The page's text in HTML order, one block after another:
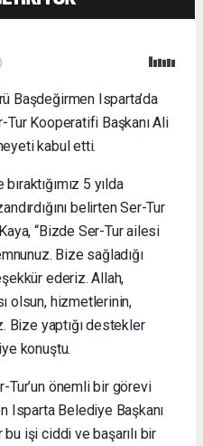
Başdeğirmen Isparta’da
Tur Kooperatifi Başkanı Ali
kabul etti.
5 yılda
belirten Ser-Tur
“Bizde Ser-Tur ailesi
Bize sağladığı
ederiz. Allah,
olsun, hizmetlerinin,
Bize yaptığı destekler
konuştu.
Tur’un önemli bir görevi
Isparta Belediye Başkanı
işi ciddi ve başarılı bir